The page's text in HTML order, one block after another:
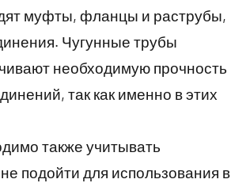
муфты, фланцы и раструбы,
Чугунные трубы
необходимую прочность
так как именно в этих
также учитывать
подойти для использования в